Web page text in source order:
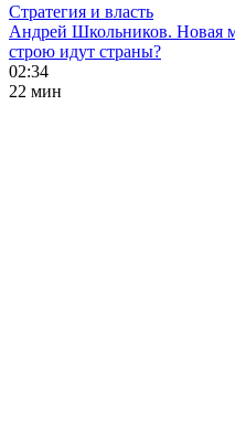
Стратегия и власть
Андрей Школьников. Новая
строю идут страны?
02:34
22 мин